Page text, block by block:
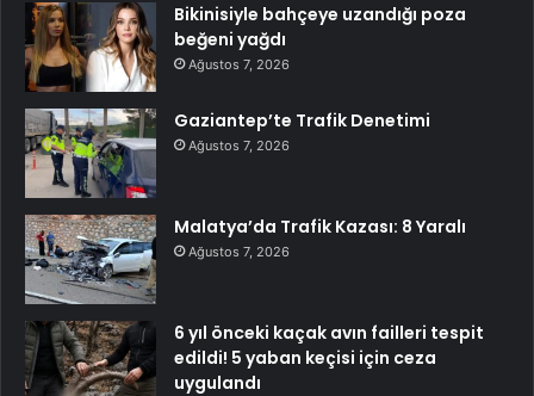
Bikinisiyle bahçeye uzandığı poza
beğeni yağdı
Ağustos 7, 2026
Gaziantep’te Trafik Denetimi
Ağustos 7, 2026
Malatya’da Trafik Kazası: 8 Yaralı
Ağustos 7, 2026
6 yıl önceki kaçak avın failleri tespit
edildi! 5 yaban keçisi için ceza
uygulandı